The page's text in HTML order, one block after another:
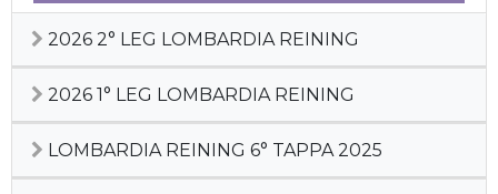
2026 2° LEG LOMBARDIA REINING
2026 1° LEG LOMBARDIA REINING
LOMBARDIA REINING 6° TAPPA 2025